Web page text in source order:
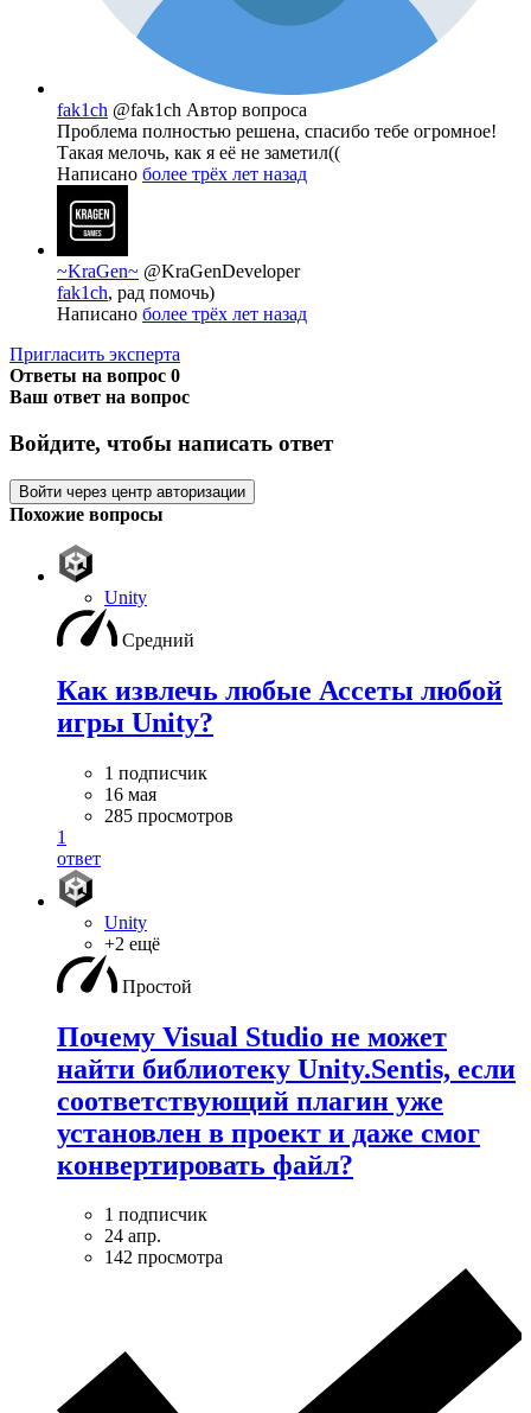
fak1ch @fak1ch Автор вопроса
Проблема полностью решена, спасибо тебе огромное!
Такая мелочь, как я её не заметил((
Написано более трёх лет назад
~KraGen~ @KraGenDeveloper
fak1ch, рад помочь)
Написано более трёх лет назад
Пригласить эксперта
Ответы на вопрос 0
Ваш ответ на вопрос
Войдите, чтобы написать ответ
Войти через центр авторизации
Похожие вопросы
Unity
Средний
Как извлечь любые Ассеты любой
игры Unity?
1 подписчик
16 мая
285 просмотров
1
ответ
Unity
+2 ещё
Простой
Почему Visual Studio не может
найти библиотеку Unity.Sentis, если
соответствующий плагин уже
установлен в проект и даже смог
конвертировать файл?
1 подписчик
24 апр.
142 просмотра